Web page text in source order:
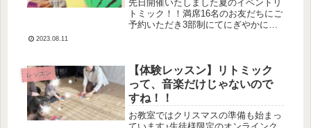
先日開催いたしました夏のイベントリ
トミック！！満席16名のお友だちにご
予約いただき3部制にてにぎやかに開
申し上げます♡準備の段階から私も、
ドキ...
2023.08.11
レッスン
【体験レッスン】リトミック
って、音楽だけじゃないので
すね！！
お教室ではクリスマスの準備も始まっ